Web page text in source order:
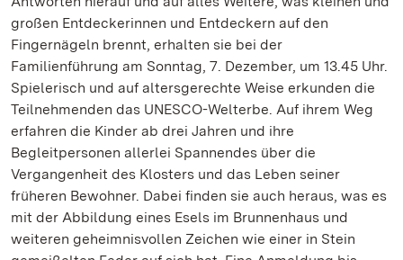
großen Entdeckerinnen und Entdeckern auf den
Fingernägeln brennt, erhalten sie bei der
Familienführung am Sonntag, 7. Dezember, um 13.45 Uhr.
Spielerisch und auf altersgerechte Weise erkunden die
Teilnehmenden das UNESCO-Welterbe. Auf ihrem Weg
erfahren die Kinder ab drei Jahren und ihre
Begleitpersonen allerlei Spannendes über die
Vergangenheit des Klosters und das Leben seiner
früheren Bewohner. Dabei finden sie auch heraus, was es
mit der Abbildung eines Esels im Brunnenhaus und
weiteren geheimnisvollen Zeichen wie einer in Stein